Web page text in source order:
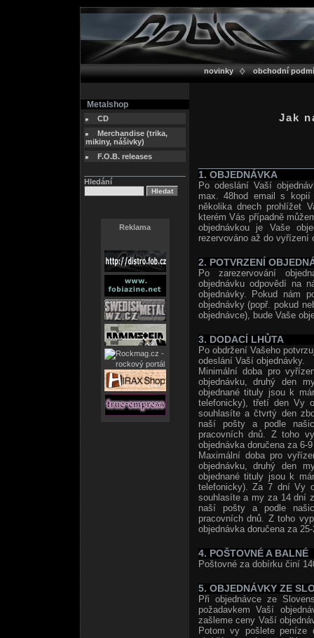
novinky obchodní
Metalshop
CD
Merchandise (trika,
mikiny, nášivky)
F.O.B. releases
Hledání
Reklama
Jak
1. OBJEDNÁVKA
Po odeslání Vaší
max. 48hod email s kopií
několika dnech prohlížet
kterém Vás případně
objednávkou je Vaše
rezervováno až do vyřízení
2. POTVRZENÍ
Po zarezervování
objednávku odpovědí na
objednávky. Pokud nám
objednávky (popř. pokud
objednávce), bude Vaše
3. DODACÍ LHŮTA
Po obdržení Vašeho
odeslání Vaší objednávky.
Minimální doba pro
objednávku, druhý den
objednané tituly jsou k
telefonicky), třetí den Vy
souhlasíte a čtvrtý den
naší pošty a podle
pracovních dnů. Z toho
objednávka doručena za 6-
Maximální doba pro
objednávku, druhý den
objednané tituly jsou k
telefonicky). Za 7 dní Vy
souhlasíte a my za 14 dní
naší pošty a podle
pracovních dnů. Z toho
objednávka doručena za
4. POŠTOVNÉ A BALNÉ
Poštovné za dobírku činí
5. OBJEDNÁVKY ZE
Při objednávce ze
požadavkem Vaší
zašleme ceny Vaší
Potom vy pošlete peníze